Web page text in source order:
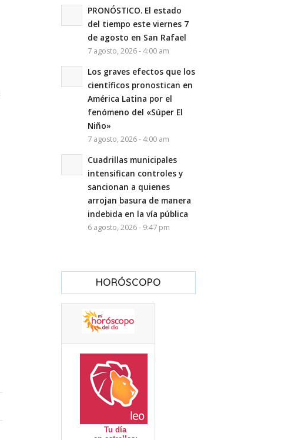
PRONÓSTICO. El estado
del tiempo este viernes 7
de agosto en San Rafael
7 agosto, 2026 - 4:00 am
Los graves efectos que los
científicos pronostican en
América Latina por el
fenómeno del «Súper El
Niño»
7 agosto, 2026 - 4:00 am
Cuadrillas municipales
intensifican controles y
sancionan a quienes
arrojan basura de manera
indebida en la vía pública
6 agosto, 2026 - 9:47 pm
HORÓSCOPO